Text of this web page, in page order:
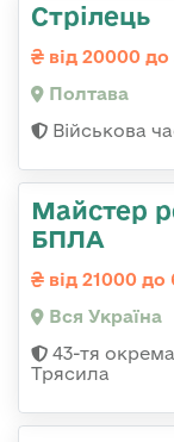
Стрілець
від 20000
Полтава
Військова
Майстер
БПЛА
від 21000 до
Вся Україна
43-тя
Трясила